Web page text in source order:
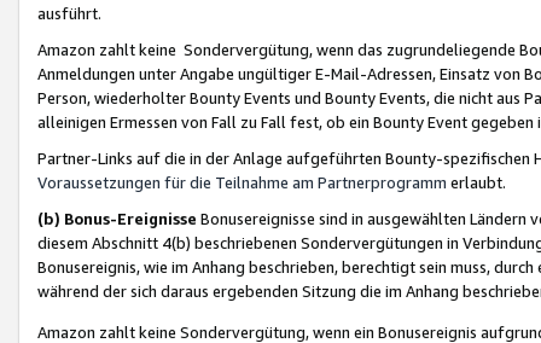
ausführt.
Amazon zahlt keine Sondervergütung, wenn das zugrundeliegende
Anmeldungen unter Angabe ungültiger E-Mail-Adressen, Einsatz von
Person, wiederholter Bounty Events und Bounty Events, die nicht
alleinigen Ermessen von Fall zu Fall fest, ob ein Bounty Event
Partner-Links auf die in der Anlage aufgeführten Bounty-spezifischen
Voraussetzungen für die Teilnahme am Partnerprogramm erlaubt.
(b) Bonus-Ereignisse Bonusereignisse sind in ausgewählten Ländern
diesem Abschnitt 4(b) beschriebenen Sondervergütungen in
Bonusereignis, wie im Anhang beschrieben, berechtigt sein muss,
während der sich daraus ergebenden Sitzung die im Anhang
Amazon zahlt keine Sondervergütung, wenn ein Bonusereignis